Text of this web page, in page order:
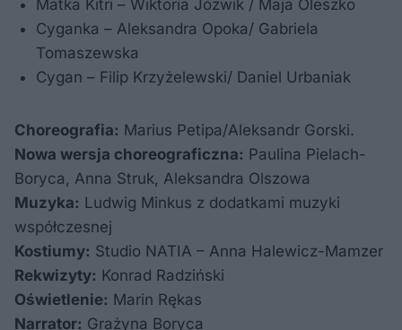
Matka Kitri – Wiktoria Józwik / Maja Oleszko
Cyganka – Aleksandra Opoka/ Gabriela
Tomaszewska
Cygan – Filip Krzyżelewski/ Daniel Urbaniak
Choreografia: Marius Petipa/Aleksandr Gorski.
Nowa wersja choreograficzna: Paulina Pielach-
Boryca, Anna Struk, Aleksandra Olszowa
Muzyka: Ludwig Minkus z dodatkami muzyki
współczesnej
Kostiumy: Studio NATIA – Anna Halewicz-Mamzer
Rekwizyty: Konrad Radziński
Oświetlenie: Marin Rękas
Narrator: Grażyna Boryca